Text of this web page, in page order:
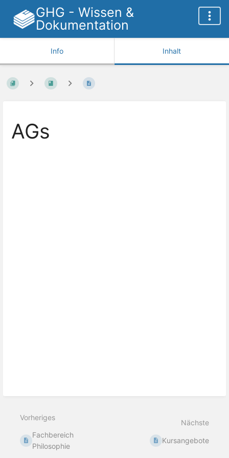
GHG - Wissen &
Dokumentation
Info Inhalt
AGs
Vorheriges
Fachbereich
Philosophie
Nächste
Kursangebote